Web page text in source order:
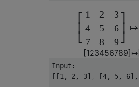
⎣
1
4
7
2
5
8
3
6
9 ⎦
↦
[123456789] ↦
Input:
[[1, 2, 3], [4, 5,